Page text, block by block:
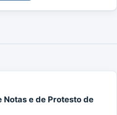
e de Protesto de